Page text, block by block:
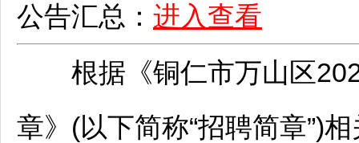
公告汇总： 进入查看
根据《铜仁市万山区
章》(以下简称“招聘简章”)